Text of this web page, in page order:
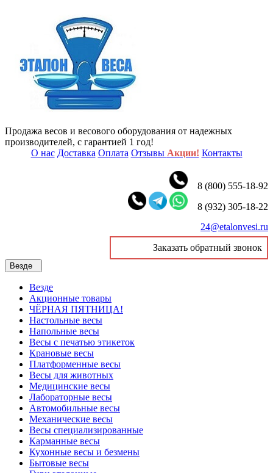
Продажа весов и весового оборудования от надежных
производителей, с гарантией 1 год!
О нас Доставка Оплата Отзывы Акции! Контакты
8 (800) 555-18-92
8 (932) 305-18-22
24@etalonvesi.ru
Заказать обратный звонок
Везде
Везде
Акционные товары
ЧЁРНАЯ ПЯТНИЦА!
Настольные весы
Напольные весы
Весы с печатью этикеток
Крановые весы
Платформенные весы
Весы для животных
Медицинские весы
Лабораторные весы
Автомобильные весы
Механические весы
Весы специализированные
Карманные весы
Кухонные весы и безмены
Бытовые весы